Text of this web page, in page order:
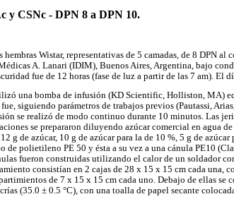
y CSNc - DPN 8 a DPN 10.
hembras Wistar, representativas de 5 camadas, de 8 DPN
A. Lanari (IDIM), Buenos Aires, Argentina, bajo
fue de 12 horas (fase de luz a partir de las 7 am). El
una bomba de infusión (KD Scientific, Holliston, MA)
siguiendo parámetros de trabajos previos (Pautassi,
se realizó de modo continuo durante 10 minutos. Las
se prepararon diluyendo azúcar comercial en agua
g de azúcar, 10 g de azúcar para la de 10 %, 5 g de azúcar
de polietileno PE 50 y ésta a su vez a una cánula PE10
fueron construidas utilizando el calor de un soldador
consistían en 2 cajas de 28 x 15 x 15 cm cada una,
de 7 x 15 x 15 cm cada uno. Debajo de ellas se
(35.0 ± 0.5 °C), con una toalla de papel secante